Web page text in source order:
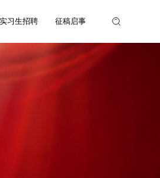
实习生招聘 征稿启事